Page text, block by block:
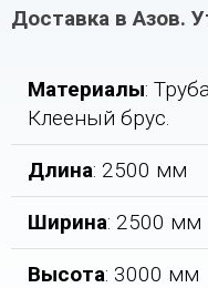
Доставка в Азов.
Материалы:
Клееный брус.
Длина: 2500 мм
Ширина: 2500 мм
Высота: 3000 мм